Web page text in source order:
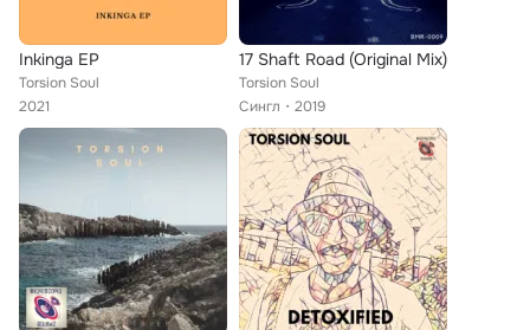
Inkinga EP
Torsion Soul
2021
17 Shaft Road (Original Mix)
Torsion Soul
Сингл
2019